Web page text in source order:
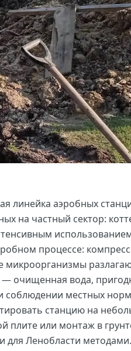
линейка аэробных
на частный сектор:
процессе:
микроорганизмы
очищенная вода,
соблюдении местных
станцию на
плите или монтаж в
для Ленобласти